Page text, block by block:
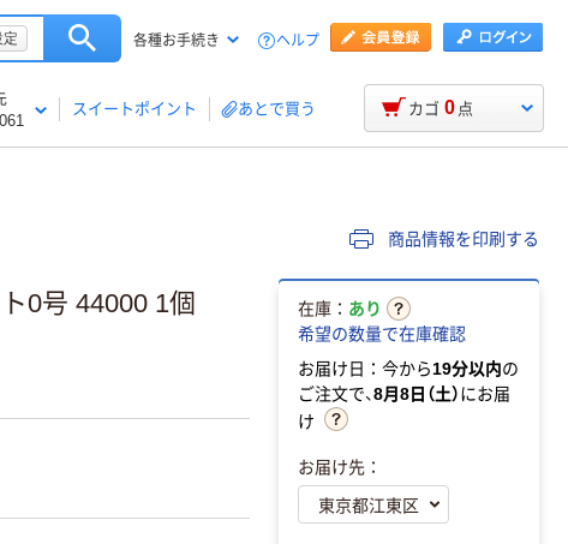
定 各種お手続き ヘルプ
スイートポイント あとで買う カゴ 0 点
商品情報を印刷する
0号 44000 1個 在庫： あり
希望の数量で在庫確認
お届け日：今から19分以内の
ご注文で、8月8日（土）にお届
け
お届け先：